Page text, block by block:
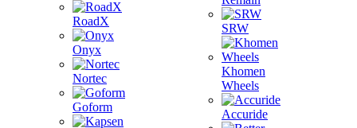
RoadX
Onyx
Nortec
Goform
SRW
Khomen
Wheels
Accuride